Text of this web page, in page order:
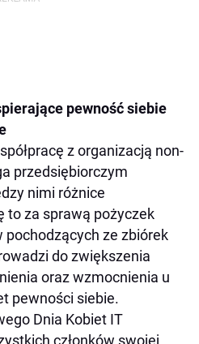
pewność siebie
z organizacją non-
przedsiębiorczym
nimi różnice
to za sprawą pożyczek
pochodzących ze zbiórek
do zwiększenia
oraz wzmocnienia u
pewności siebie.
Dnia Kobiet IT
członków swojej